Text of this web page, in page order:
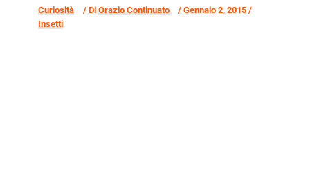
Curiosità / Di Orazio Continuato / Gennaio 2, 2015 /
Insetti